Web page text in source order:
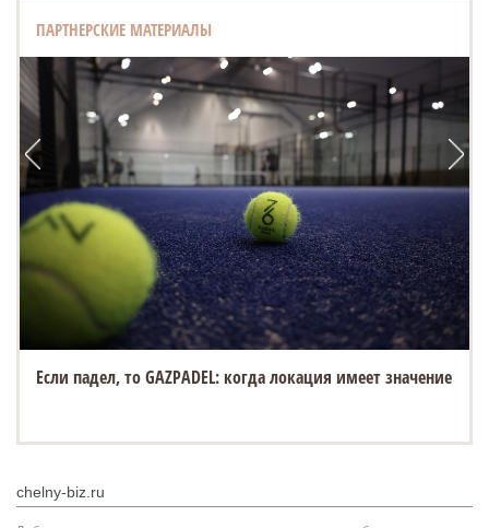
ПАРТНЕРСКИЕ МАТЕРИАЛЫ
Если падел, то GAZPADEL: когда локация имеет значение
chelny-biz.ru